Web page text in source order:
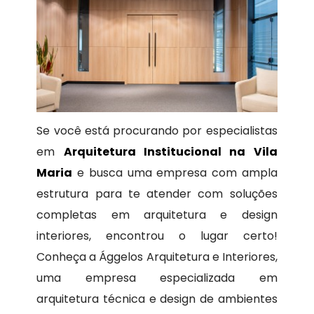
Se você está procurando por especialistas
em Arquitetura Institucional na Vila
Maria e busca uma empresa com ampla
estrutura para te atender com soluções
completas em arquitetura e design
interiores, encontrou o lugar certo!
Conheça a Ággelos Arquitetura e Interiores,
uma empresa especializada em
arquitetura técnica e design de ambientes